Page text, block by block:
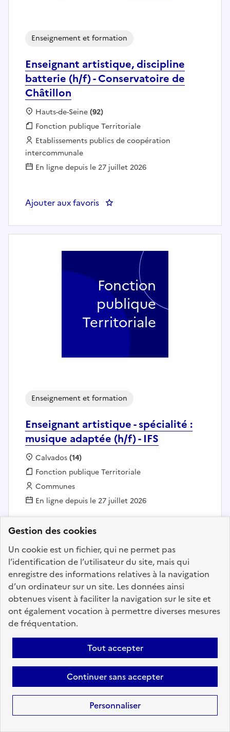
Gestion des cookies
Un cookie est un fichier, qui ne permet pas
l’identification de l’utilisateur du site, mais qui
enregistre des informations relatives à la navigation
d’un ordinateur sur un site. Les données ainsi
obtenues visent à faciliter la navigation sur le site et
ont également vocation à permettre diverses mesures
de fréquentation.
Tout accepter
Continuer sans accepter
Personnaliser
Enseignant artistique, discipline
batterie (h/f) - Conservatoire de
Châtillon
Enseignement et formation
Localisation :
Hauts-de-Seine(92)
Fonction publique :
Fonction publique Territoriale
Employeur :
Etablissements publics de coopération
intercommunale
En ligne depuis le 27 juillet 2026
Ajouter aux favoris : Enseignant artistique,
Enseignant artistique - spécialité :
musique adaptée (h/f) - IFS
Enseignement et formation
Localisation :
Calvados(14)
Fonction publique :
Fonction publique Territoriale
Employeur :
Communes
En ligne depuis le 27 juillet 2026
Ajouter aux favoris
Fonction
publique
Territoriale
Précédent 25 26
29
30 31 176 Suivant
Téléchargez dès à
présent l'application
mobile “Choisir le